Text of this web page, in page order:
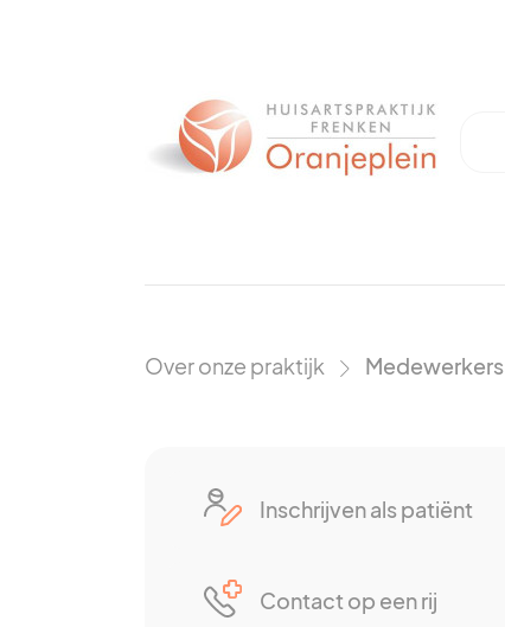
Over onze praktijk › Medewerkers
Inschrijven als patiënt
Contact op een rij